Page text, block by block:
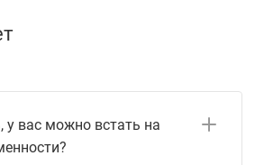
вас можно встать на